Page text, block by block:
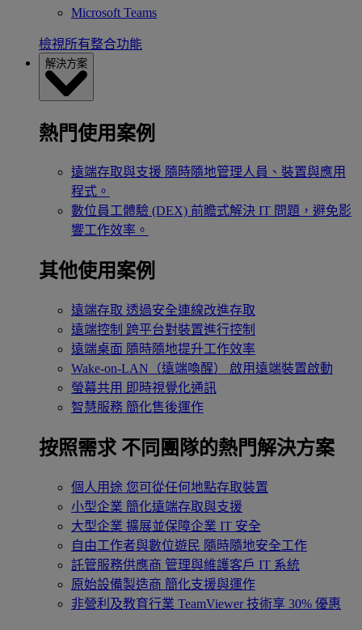
Microsoft Teams
檢視所有整合功能
解決方案
熱門使用案例
遠端存取與支援 隨時隨地管理人員、裝置與應用
程式。
數位員工體驗 (DEX) 前瞻式解決 IT 問題，避免影
響工作效率。
其他使用案例
遠端存取 透過安全連線改進存取
遠端控制 跨平台對裝置進行控制
遠端桌面 隨時隨地提升工作效率
Wake-on-LAN（遠端喚醒）
啟用遠端裝置啟動
螢幕共用 即時視覺化通訊
智慧服務 簡化售後運作
按照需求 不同團隊的熱門解決方案
個人用途 您可從任何地點存取裝置
小型企業 簡化遠端存取與支援
大型企業 擴展並保障企業 IT 安全
自由工作者與數位遊民 隨時隨地安全工作
託管服務供應商 管理與維護客戶 IT 系統
原始設備製造商 簡化支援與運作
非營利及教育行業 TeamViewer 技術享 30% 優惠